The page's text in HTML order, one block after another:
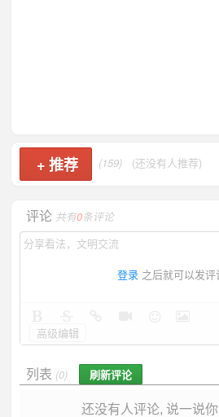
+推荐 (159) (还没有人推荐)
评论 共有0条评论
登录 之后就可以发评
高级编辑
列表 (0) 刷新评论
还没有人评论, 说一说你